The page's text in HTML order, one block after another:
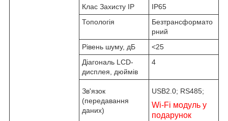
Клас Захисту IP
IP65
Топологія
Безтрансформато
рний
Рівень шуму, дБ
<25
Діагональ LCD-
дисплея, дюймів
4
Зв'язок
(передавання
даних)
USB2.0; RS485;
Wi-Fi модуль у
подарунок